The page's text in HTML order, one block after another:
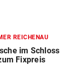
REICHENAU
im Schloss
Fixpreis